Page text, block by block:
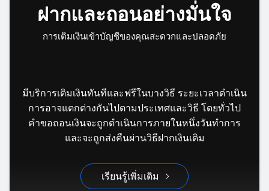
ฝากและถอนอย่างมั่นใจ
การเติมเงินเข้าบัญชีของคุณสะดวกและปลอดภัย
มีบริการเติมเงินทันทีและฟรีในบางวิธี ระยะเวลาดำเนิน
การอาจแตกต่างกันไปตามประเทศและวิธี โดยทั่วไป
คำขอถอนเงินจะถูกดำเนินการภายในหนึ่งวันทำการ
และจะถูกส่งคืนผ่านวิธีฝากเงินเดิม
เรียนรู้เพิ่มเติม